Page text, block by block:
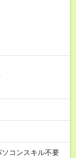
ソコンスキル不要